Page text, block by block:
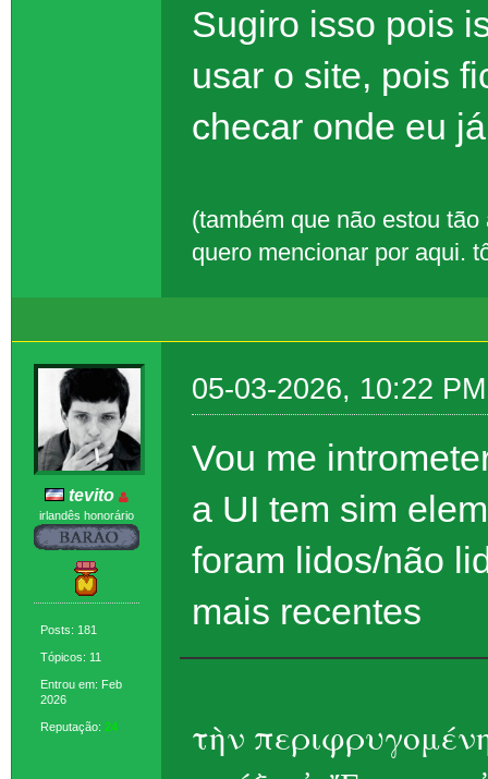
Sugiro isso pois
usar o site, pois
checar onde eu
(também que não estou
quero mencionar por aqui.
tevito
irlandês honorário
Posts: 181
Tópicos: 11
Entrou em: Feb
2026
Reputação: 24
05-03-2026, 10:22 PM
Vou me
a UI tem sim
foram lidos/não
mais recentes
τὴν